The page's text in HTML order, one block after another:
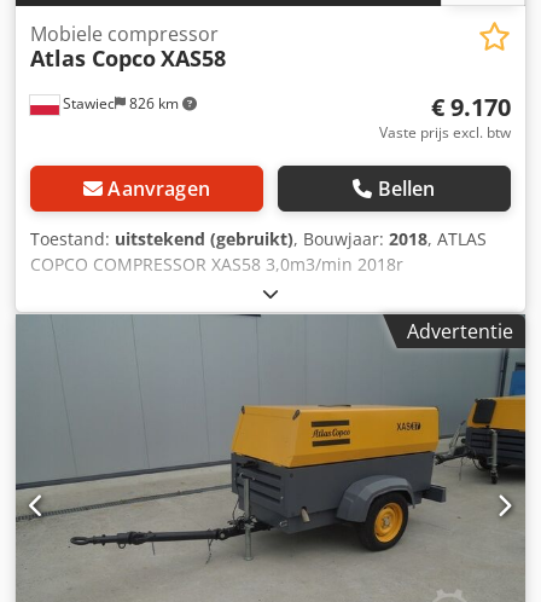
Stawiec 826 km
Mobiele compressor
Atlas CopcoXAS58
€ 9.170
Vaste prijs excl. btw
Aanvragen Bellen
Toestand: uitstekend (gebruikt), Bouwjaar: 2018, ATLAS
COPCO COMPRESSOR XAS58 3,0m3/min 2018r
DIESELcompressor ATLAS COPCO XAS 58 machine na
service Technische gegevens: capaciteit 3,00 m3/min;
Djdpotyk Svofx Alhjck werkdruk 7 bar; bouwjaar 2018;
KUBOTA motor kilometerstand 681u!!! compressor volledig
Hieronder is een link naar een video die laat zien hoe de
Advertentie